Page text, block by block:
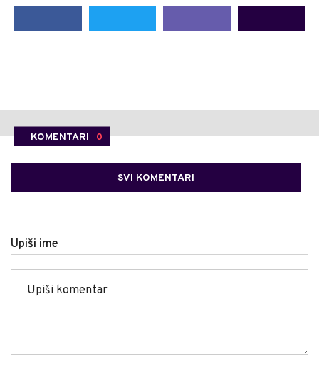
KOMENTARI 0
SVI KOMENTARI
Upiši ime